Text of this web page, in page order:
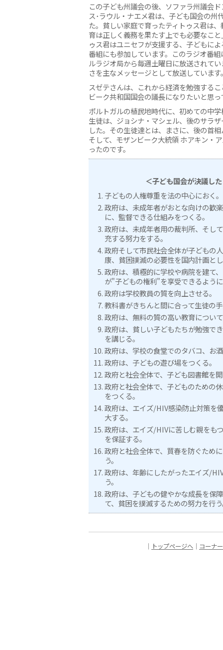
この子ども州議会の後、ソファラ州議会
ス･ラウル・ナエメ君は、子ども国会の州
た。貧しい家庭で育ったティトゥス君は
育は正しく義務を果たす上でも必要なこ
ゥス君はユニセフが支援する、子どもに
番組にも参加しています。このラジオ番
ルラジオ局から毎週土曜日に放送されて
さを主なメッセージとして放送しています
スゼテさんは、これから経済を勉強する
ビーク共和国国会の議長になりたいと思っ
ポルトガルの植民地時代に、初めての中
生徒は、ジョシナ・マシェル、後のサラ
した。その生徒達とは、まさに、後の首
そして、モザンビーク大統領 ホアキン・
ったのです。
＜子ども国会が決議し
子どもの人権尊重を法の中心におく。
政府は、未成年者がおとな向けの歓
に、監督できる仕組みをつくる。
政府は、未成年者用の裁判所、そし
充する努力をする。
政府そして市民社会全体が子どもの
康、貧困撲滅の必要性を国内計画と
政府は、積極的に学校や病院を建て
が"子どもの権利"を享受できるよう
政府は学校教員の質を向上させる。
教科書がきちんと間に合って生徒の
政府は、無料の質の高い教育につい
政府は、貧しい子どもたちが勉強で
を講じる。
政府は、学校の食堂でのタバコ、お
政府は、子どもの遊び場をつくる。
政府と社会全体で、子ども図書館を
政府と社会全体で、子どものための
をつくる。
政府は、エイズ/HIV感染防止対策を
大する。
政府は、エイズ/HIVに苦しむ親をも
を保証する。
政府と社会全体で、買春を防ぐため
う。
政府は、年齢にしたがったエイズ/
う。
政府は、子どもの健やかな成長を保
て、貧困を撲滅するための努力を行
｜ トップページへ ｜ コーナ